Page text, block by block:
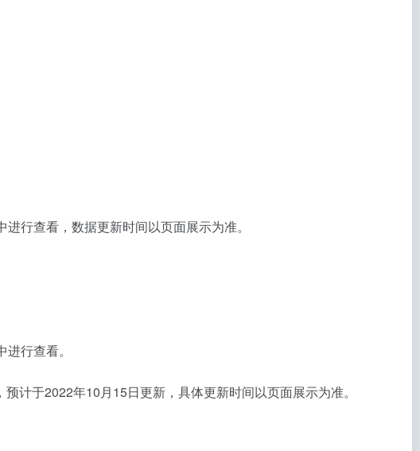
行查看，数据更新时间以页面展示为准。
行查看。
计于2022年10月15日更新，具体更新时间以页面展示为准。